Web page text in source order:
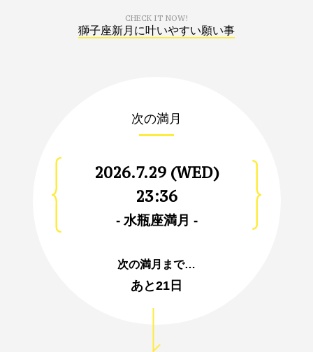
CHECK IT NOW!
獅子座新月に叶いやすい願い事
次の満月
2026.7.29 (WED)
23:36
- 水瓶座満月 -
次の満月まで…
あと21日